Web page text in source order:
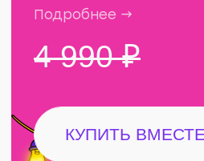
понимал и выдавал качественный
результат
с нейросетями
Подробнее →